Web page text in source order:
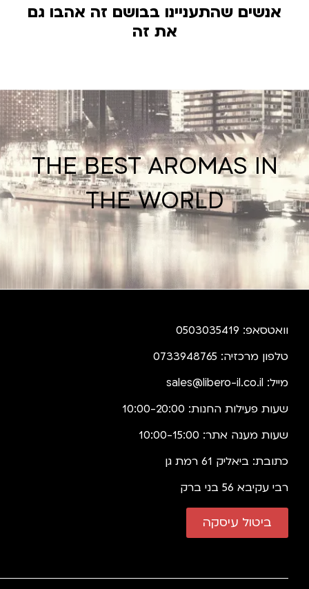
אנשים שהתעניינו בבושם זה אהבו גם
את זה
THE BEST AROMAS IN
THE WORLD
וואטסאפ: 0503035419
טלפון מרכזיה: 0733948765
מייל: sales@libero-il.co.il
שעות פעילות החנות: 10:00-20:00
שעות מענה אתר: 10:00-15:00
כתובת: ביאליק 61 רמת גן
רבי עקיבא 56 בני ברק
ביטול עיסקה